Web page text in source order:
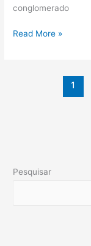
conglomerado
Read More »
1
Pesquisar